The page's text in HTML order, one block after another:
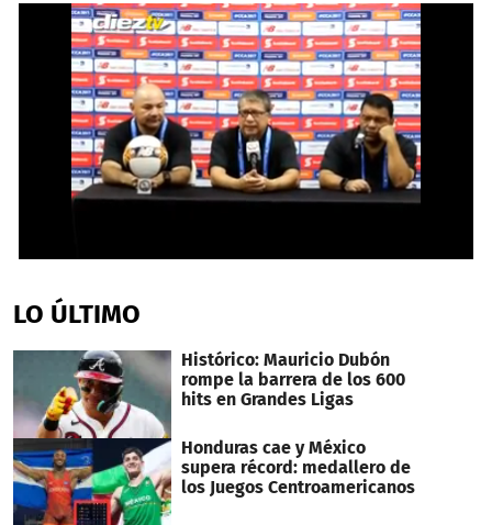
of
2
11
seconds
LO ÚLTIMO
Histórico: Mauricio Dubón
rompe la barrera de los 600
hits en Grandes Ligas
Honduras cae y México
supera récord: medallero de
los Juegos Centroamericanos